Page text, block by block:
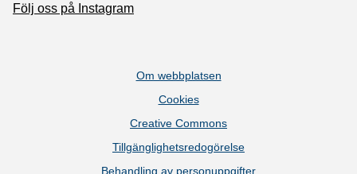
Följ oss på Instagram
Om webbplatsen
Cookies
Creative Commons
Tillgänglighetsredogörelse
Behandling av personuppgifter